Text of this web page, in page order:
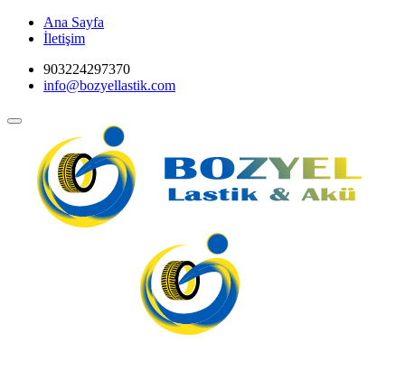
Ana Sayfa
İletişim
903224297370
info@bozyellastik.com